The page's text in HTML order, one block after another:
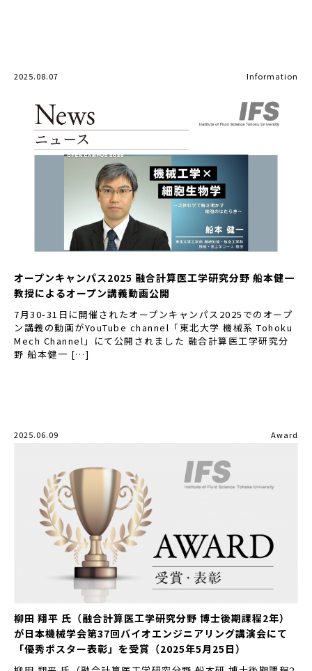
2025.08.07 Information
オープンキャンパス2025 融合計算医工学研究分野 船本健一
教授によるオープン講義動画公開
7月30-31日に開催されたオープンキャンパス2025でのオープ
ン講義の動画がYouTube channel「東北大学 機械系 Tohoku
Mech Channel」にて公開されました 融合計算医工学研究分
野 船本健一 […]
2025.06.09 Award
柳田 翔平 氏（融合計算医工学研究分野 博士後期課程2年）
が日本機械学会第37回バイオエンジニアリング講演会にて
「優秀ポスター表彰」を受賞（2025年5月25日）